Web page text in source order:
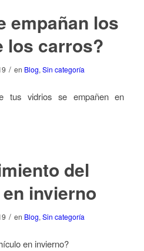
empañan los
los carros?
/ en Blog, Sin categoría
tus vidrios se empañen en
del
invierno
/ en Blog, Sin categoría
en invierno?